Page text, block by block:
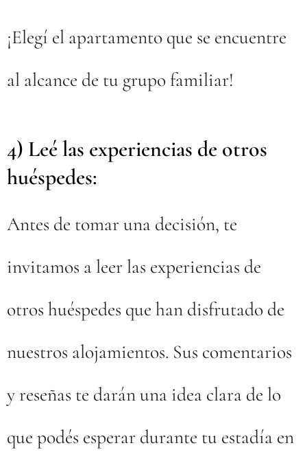
¡Elegí el apartamento que se encuentre
al alcance de tu grupo familiar!
4) Leé las experiencias de otros
huéspedes:
Antes de tomar una decisión, te
invitamos a leer las experiencias de
otros huéspedes que han disfrutado de
nuestros alojamientos. Sus comentarios
y reseñas te darán una idea clara de lo
que podés esperar durante tu estadía en